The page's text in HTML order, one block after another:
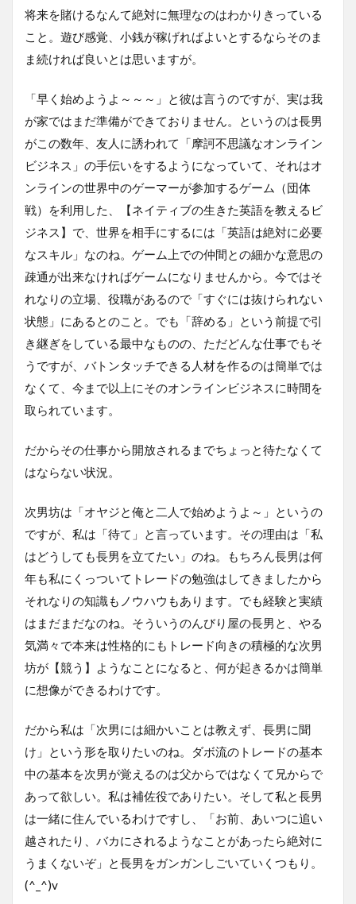
将来を賭けるなんて絶対に無理なのはわかりきっている
こと。遊び感覚、小銭が稼げればよいとするならそのま
ま続ければ良いとは思いますが。
「早く始めようよ～～～」と彼は言うのですが、実は我
が家ではまだ準備ができておりません。というのは長男
がこの数年、友人に誘われて「摩訶不思議なオンライン
ビジネス」の手伝いをするようになっていて、それはオ
ンラインの世界中のゲーマーが参加するゲーム（団体
戦）を利用した、【ネイティブの生きた英語を教えるビ
ジネス】で、世界を相手にするには「英語は絶対に必要
なスキル」なのね。ゲーム上での仲間との細かな意思の
疎通が出来なければゲームになりませんから。今ではそ
れなりの立場、役職があるので「すぐには抜けられない
状態」にあるとのこと。でも「辞める」という前提で引
き継ぎをしている最中なものの、ただどんな仕事でもそ
うですが、バトンタッチできる人材を作るのは簡単では
なくて、今まで以上にそのオンラインビジネスに時間を
取られています。
だからその仕事から開放されるまでちょっと待たなくて
はならない状況。
次男坊は「オヤジと俺と二人で始めようよ～」というの
ですが、私は「待て」と言っています。その理由は「私
はどうしても長男を立てたい」のね。もちろん長男は何
年も私にくっついてトレードの勉強はしてきましたから
それなりの知識もノウハウもあります。でも経験と実績
はまだまだなのね。そういうのんびり屋の長男と、やる
気満々で本来は性格的にもトレード向きの積極的な次男
坊が【競う】ようなことになると、何が起きるかは簡単
に想像ができるわけです。
だから私は「次男には細かいことは教えず、長男に聞
け」という形を取りたいのね。ダボ流のトレードの基本
中の基本を次男が覚えるのは父からではなくて兄からで
あって欲しい。私は補佐役でありたい。そして私と長男
は一緒に住んでいるわけですし、「お前、あいつに追い
越されたり、バカにされるようなことがあったら絶対に
うまくないぞ」と長男をガンガンしごいていくつもり。
(^_^)v